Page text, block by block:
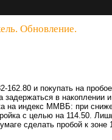
Обновление.
162.80 и покупать на
в накоплении
на индекс ММВБ: при
с целью на 114.50.
сделать пробой к зоне